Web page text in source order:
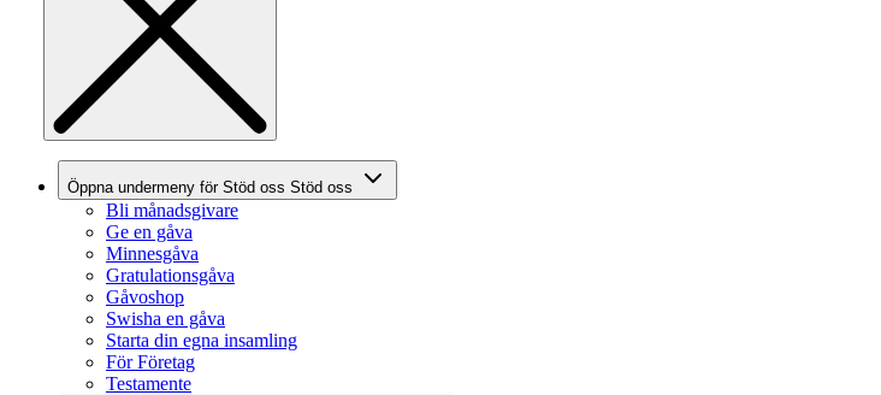
Öppna undermeny för Stöd oss Stöd oss
Bli månadsgivare
Ge en gåva
Minnesgåva
Gratulationsgåva
Gåvoshop
Swisha en gåva
Starta din egna insamling
För Företag
Testamente